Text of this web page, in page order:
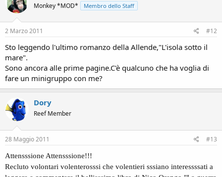
Monkey *MOD* Membro dello Staff
2 Marzo 2011 #12
Sto leggendo l'ultimo romanzo della Allende,"L'isola sotto il
mare".
Sono ancora alle prime pagine.C'è qualcuno che ha voglia di
fare un minigruppo con me?
Dory
Reef Member
28 Maggio 2011 #13
Attensssione Attensssione!!!
Recluto volontari volenterosssi che volentieri sssiano interessssati a